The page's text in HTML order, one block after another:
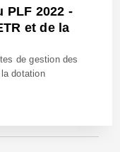
PLF 2022 -
et de la
de gestion des
dotation